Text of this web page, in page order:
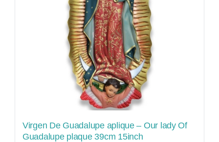
Virgen De Guadalupe aplique – Our lady Of
Guadalupe plaque 39cm 15inch